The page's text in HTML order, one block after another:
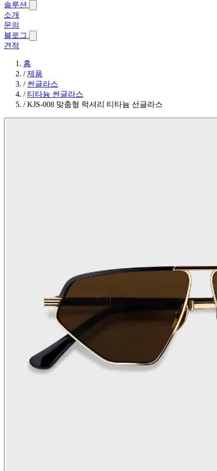
솔루션
소개
문의
블로그
견적
홈
/제품
/ 썬글라스
/ 티타늄 썬글라스
/KJS-008 맞춤형 럭셔리 티타늄 선글라스